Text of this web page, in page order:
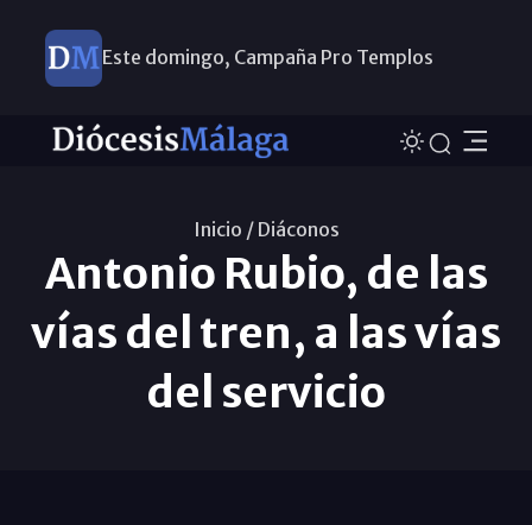
Este domingo, Campaña Pro Templos
Inicio / Diáconos
Antonio Rubio, de las
vías del tren, a las vías
del servicio